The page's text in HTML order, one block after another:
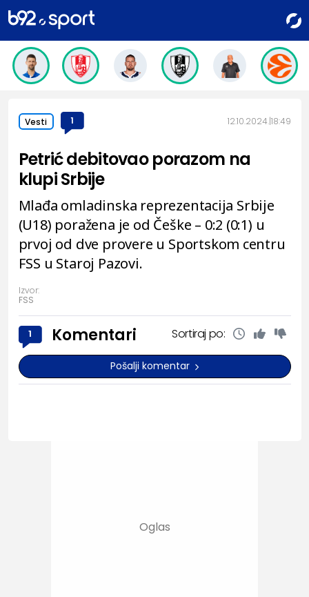
Vesti 1 12.10.2024. 18:49
Petrić debitovao porazom na
klupi Srbije
Mlađa omladinska reprezentacija Srbije
(U18) poražena je od Češke – 0:2 (0:1) u
prvoj od dve provere u Sportskom centru
FSS u Staroj Pazovi.
Izvor:
FSS
1 Komentari Sortiraj po:
Pošalji komentar